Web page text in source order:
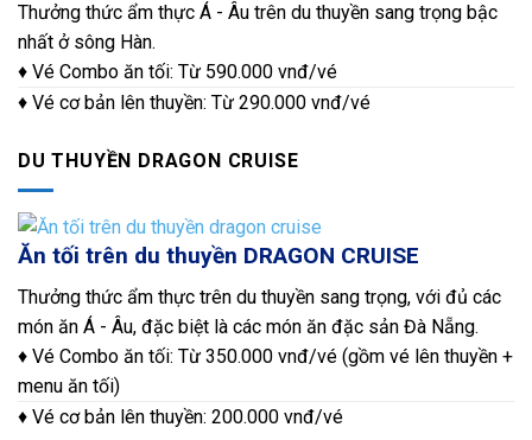
Thưởng thức ẩm thực Á - Âu trên du thuyền sang trọng bậc
nhất ở sông Hàn.
♦ Vé Combo ăn tối: Từ 590.000 vnđ/vé
♦ Vé cơ bản lên thuyền: Từ 290.000 vnđ/vé
DU THUYỀN DRAGON CRUISE
Ăn tối trên du thuyền DRAGON CRUISE
Thưởng thức ẩm thực trên du thuyền sang trọng, với đủ các
món ăn Á - Âu, đặc biệt là các món ăn đặc sản Đà Nẵng.
♦ Vé Combo ăn tối: Từ 350.000 vnđ/vé (gồm vé lên thuyền +
menu ăn tối)
♦ Vé cơ bản lên thuyền: 200.000 vnđ/vé